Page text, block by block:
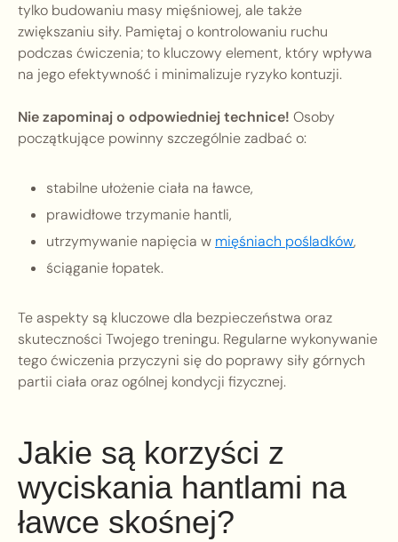
tylko budowaniu masy mięśniowej, ale także
zwiększaniu siły. Pamiętaj o kontrolowaniu ruchu
podczas ćwiczenia; to kluczowy element, który wpływa
na jego efektywność i minimalizuje ryzyko kontuzji.
Nie zapominaj o odpowiedniej technice! Osoby
początkujące powinny szczególnie zadbać o:
stabilne ułożenie ciała na ławce,
prawidłowe trzymanie hantli,
utrzymywanie napięcia w mięśniach pośladków,
ściąganie łopatek.
Te aspekty są kluczowe dla bezpieczeństwa oraz
skuteczności Twojego treningu. Regularne wykonywanie
tego ćwiczenia przyczyni się do poprawy siły górnych
partii ciała oraz ogólnej kondycji fizycznej.
Jakie są korzyści z
wyciskania hantlami na
ławce skośnej?